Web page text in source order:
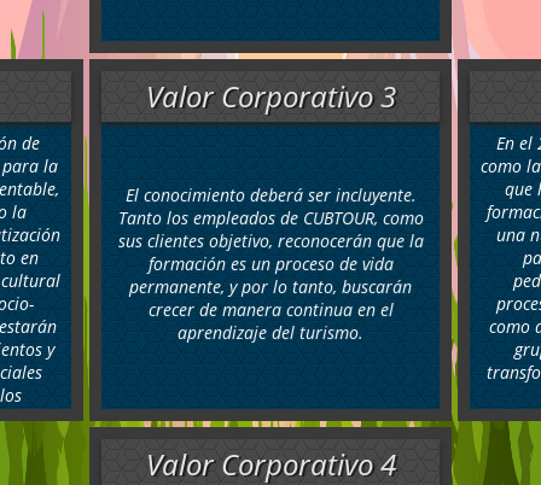
Valor Corporativo 3
El conocimiento deberá ser incluyente.
Tanto los empleados de CUBTOUR, como
sus clientes objetivo, reconocerán que la
formación es un proceso de vida
permanente, y por lo tanto, buscarán
crecer de manera continua en el
aprendizaje del turismo.
Valor Corporativo 4
de
para la
la
en
y
y
de
En el
como
que
una
como